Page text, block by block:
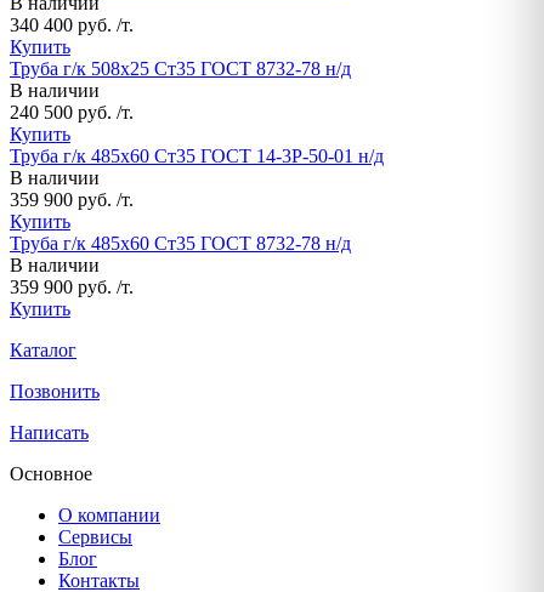
340 400 руб. /т.
Купить
Труба г/к 508х25 Ст35 ГОСТ 8732-78 н/д
В наличии
240 500 руб. /т.
Купить
Труба г/к 485х60 Ст35 ГОСТ 14-3Р-50-01 н/д
В наличии
359 900 руб. /т.
Купить
Труба г/к 485х60 Ст35 ГОСТ 8732-78 н/д
В наличии
359 900 руб. /т.
Купить
Каталог
Позвонить
Написать
Основное
О компании
Сервисы
Блог
Контакты